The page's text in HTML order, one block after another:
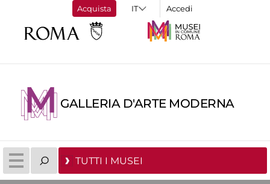
Acquista Accedi
GALLERIA D'ARTE MODERNA
TUTTI I MUSEI